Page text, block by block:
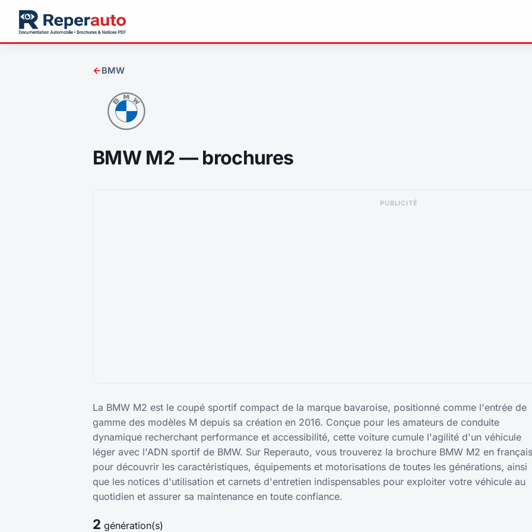
←BMW
BMW M2 — brochures
PUBLICITÉ
La BMW M2 est le coupé sportif compact de la marque bavaroise, positionné comme l'entrée de
gamme des modèles M depuis sa création en 2016. Conçue pour les amateurs de conduite
dynamique recherchant performance et accessibilité, cette voiture cumule l'agilité d'un véhicule
léger avec l'ADN sportif de BMW. Sur Reperauto, vous trouverez la brochure BMW M2 en français
pour découvrir les caractéristiques, équipements et motorisations de toutes les générations, ainsi
que les notices d'utilisation et carnets d'entretien indispensables pour exploiter votre véhicule au
quotidien et assurer sa maintenance en toute confiance.
2 génération(s)